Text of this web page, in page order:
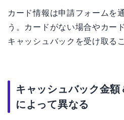
カード情報は申請フォームを
う。カードがない場合やカー
キャッシュバックを受け取る
キャッシュバック金
によって異なる